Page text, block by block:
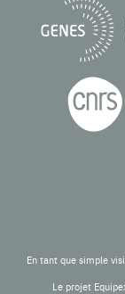
En tant que simple
Le projet